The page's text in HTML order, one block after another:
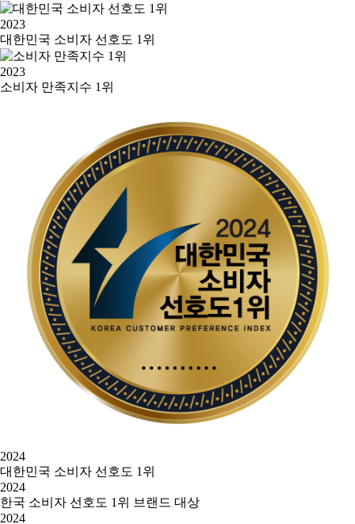
2023
대한민국 소비자 선호도 1위
2023
소비자 만족지수 1위
2024
대한민국 소비자 선호도 1위
2024
한국 소비자 선호도 1위 브랜드 대상
2024